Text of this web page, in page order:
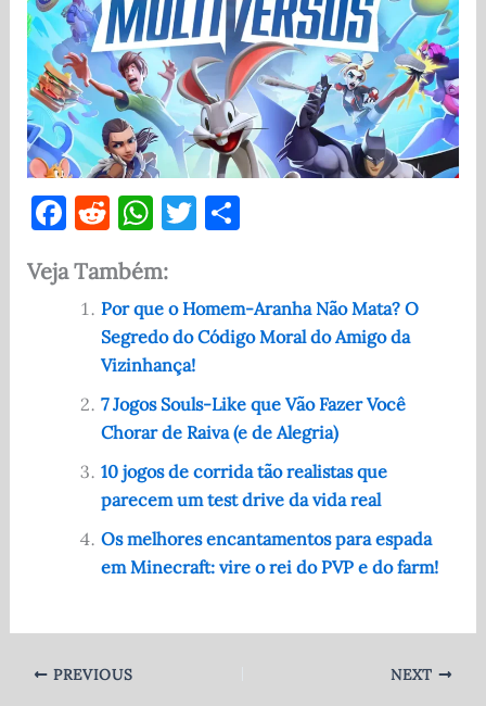
F
c
e
o
o
k
R
d
di
t
W
at
s
A
p
p
T
te
r
S
e
Veja Também:
Por que o Homem-Aranha Não Mata? O
Segredo do Código Moral do Amigo da
Vizinhança!
7 Jogos Souls-Like que Vão Fazer Você
Chorar de Raiva (e de Alegria)
10 jogos de corrida tão realistas que
parecem um test drive da vida real
Os melhores encantamentos para espada
em Minecraft: vire o rei do PVP e do farm!
PREVIOUS NEXT